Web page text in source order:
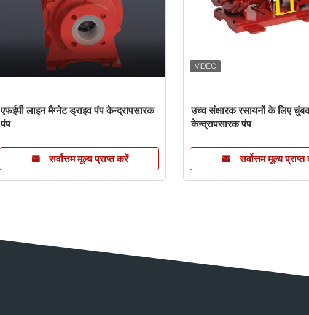
एफईपी लाइन मैग्नेट ड्राइव पंप केन्द्रापसारक
पंप
सर्वोत्तम मूल्य प्राप्त करें
उच्च संक्षारक रसायनों के लिए
केन्द्रापसारक पंप
सर्वोत्तम मूल्य